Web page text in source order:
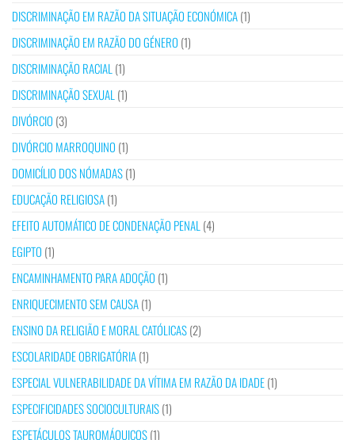
DISCRIMINAÇÃO EM RAZÃO DA SITUAÇÃO ECONÓMICA(1)
DISCRIMINAÇÃO EM RAZÃO DO GÉNERO (1)
DISCRIMINAÇÃO RACIAL (1)
DISCRIMINAÇÃO SEXUAL (1)
DIVÓRCIO (3)
DIVÓRCIO MARROQUINO (1)
DOMICÍLIO DOS NÓMADAS(1)
EDUCAÇÃO RELIGIOSA(1)
EFEITO AUTOMÁTICO DE CONDENAÇÃO PENAL (4)
EGIPTO (1)
ENCAMINHAMENTO PARA ADOÇÃO (1)
ENRIQUECIMENTO SEM CAUSA(1)
ENSINO DA RELIGIÃO E MORAL CATÓLICAS(2)
ESCOLARIDADE OBRIGATÓRIA(1)
ESPECIAL VULNERABILIDADE DA VÍTIMA EM RAZÃO DA IDADE(1)
ESPECIFICIDADES SOCIOCULTURAIS(1)
ESPETÁCULOS TAUROMÁQUICOS(1)